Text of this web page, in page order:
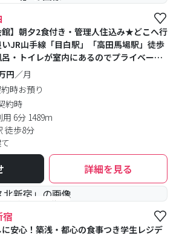
用
】朝夕2食付き・管理人住込み★どこへ行
JR山手線「目白駅」「高田馬場駅」徒歩
・トイレが室内にあるのでプライベート
♪
円／月
時お預り
約時
6分 1489m
徒歩8分
詳細を見る
付中 #空室待ち
宿
安心！築浅・都心の食事つき学生レジデ